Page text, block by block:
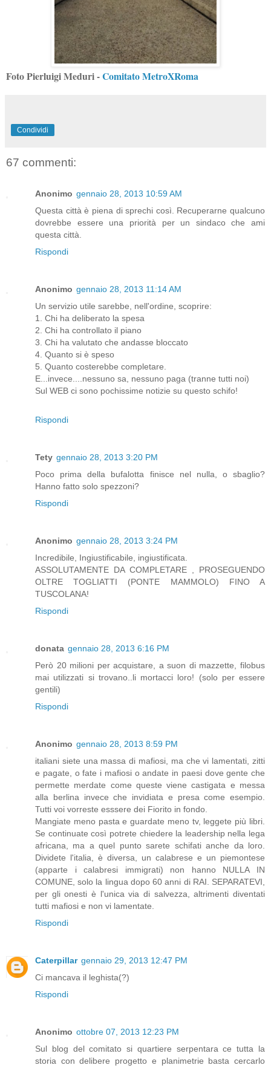
Foto Pierluigi Meduri -Comitato MetroXRoma
Condividi
67 commenti:
Anonimo gennaio 28, 2013 10:59 AM
Questa città è piena di sprechi così. Recuperarne qualcuno
dovrebbe essere una priorità per un sindaco che ami
questa città.
Rispondi
Anonimo gennaio 28, 2013 11:14 AM
Un servizio utile sarebbe, nell'ordine, scoprire:
1. Chi ha deliberato la spesa
2. Chi ha controllato il piano
3. Chi ha valutato che andasse bloccato
4. Quanto si è speso
5. Quanto costerebbe completare.
E...invece....nessuno sa, nessuno paga (tranne tutti noi)
Sul WEB ci sono pochissime notizie su questo schifo!
Rispondi
Tety gennaio 28, 2013 3:20 PM
Poco prima della bufalotta finisce nel nulla, o sbaglio?
Hanno fatto solo spezzoni?
Rispondi
Anonimo gennaio 28, 2013 3:24 PM
Incredibile, Ingiustificabile, ingiustificata.
ASSOLUTAMENTE DA COMPLETARE , PROSEGUENDO
OLTRE TOGLIATTI (PONTE MAMMOLO) FINO A
TUSCOLANA!
Rispondi
donata gennaio 28, 2013 6:16 PM
Però 20 milioni per acquistare, a suon di mazzette, filobus
mai utilizzati si trovano..li mortacci loro! (solo per essere
gentili)
Rispondi
Anonimo gennaio 28, 2013 8:59 PM
italiani siete una massa di mafiosi, ma che vi lamentati, zitti
e pagate, o fate i mafiosi o andate in paesi dove gente che
permette merdate come queste viene castigata e messa
alla berlina invece che invidiata e presa come esempio.
Tutti voi vorreste esssere dei Fiorito in fondo.
Mangiate meno pasta e guardate meno tv, leggete più libri.
Se continuate così potrete chiedere la leadership nella lega
africana, ma a quel punto sarete schifati anche da loro.
Dividete l'italia, è diversa, un calabrese e un piemontese
(apparte i calabresi immigrati) non hanno NULLA IN
COMUNE, solo la lingua dopo 60 anni di RAI. SEPARATEVI,
per gli onesti è l'unica via di salvezza, altrimenti diventati
tutti mafiosi e non vi lamentate.
Rispondi
Caterpillar gennaio 29, 2013 12:47 PM
Ci mancava il leghista(?)
Rispondi
Anonimo ottobre 07, 2013 12:23 PM
Sul blog del comitato si quartiere serpentara ce tutta la
storia con delibere progetto e planimetrie basta cercarlo